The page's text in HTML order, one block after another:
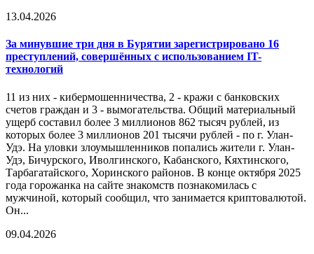
13.04.2026
За минувшие три дня в Бурятии зарегистрировано 16
преступлений, совершённых с использованием IT-
технологий
11 из них - кибермошенничества, 2 - кражи с банковских
счетов граждан и 3 - вымогательства. Общий материальный
ущерб составил более 3 миллионов 862 тысяч рублей, из
которых более 3 миллионов 201 тысячи рублей - по г. Улан-
Удэ. На уловки злоумышленников попались жители г. Улан-
Удэ, Бичурского, Иволгинского, Кабанского, Кяхтинского,
Тарбагатайского, Хоринского районов. В конце октября 2025
года горожанка на сайте знакомств познакомилась с
мужчиной, который сообщил, что занимается криптовалютой.
Он...
09.04.2026